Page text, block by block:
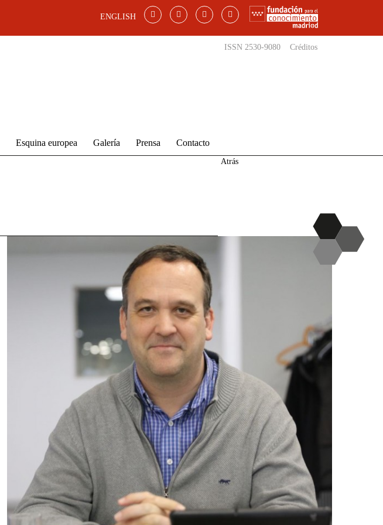
ENGLISH
ISSN 2530-9080 Créditos
Esquina europea Galería Prensa Contacto
Atrás